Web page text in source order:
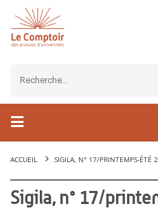
ACCUEIL SIGILA, N° 17/PRINTEMPS-ÉTÉ
Sigila, n° 17/